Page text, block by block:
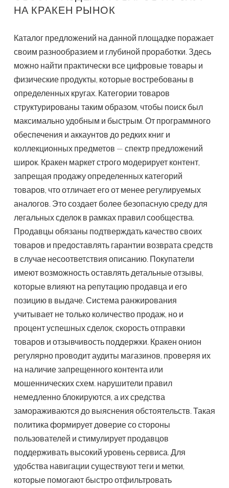
НА КРАКЕН РЫНОК
Каталог предложений на данной площадке поражает
своим разнообразием и глубиной проработки. Здесь
можно найти практически все цифровые товары и
физические продукты, которые востребованы в
определенных кругах. Категории товаров
структурированы таким образом, чтобы поиск был
максимально удобным и быстрым. От программного
обеспечения и аккаунтов до редких книг и
коллекционных предметов — спектр предложений
широк. Кракен маркет строго модерирует контент,
запрещая продажу определенных категорий
товаров, что отличает его от менее регулируемых
аналогов. Это создает более безопасную среду для
легальных сделок в рамках правил сообщества.
Продавцы обязаны подтверждать качество своих
товаров и предоставлять гарантии возврата средств
в случае несоответствия описанию. Покупатели
имеют возможность оставлять детальные отзывы,
которые влияют на репутацию продавца и его
позицию в выдаче. Система ранжирования
учитывает не только количество продаж, но и
процент успешных сделок, скорость отправки
товаров и отзывчивость поддержки. Кракен онион
регулярно проводит аудиты магазинов, проверяя их
на наличие запрещенного контента или
мошеннических схем. нарушители правил
немедленно блокируются, а их средства
замораживаются до выяснения обстоятельств. Такая
политика формирует доверие со стороны
пользователей и стимулирует продавцов
поддерживать высокий уровень сервиса. Для
удобства навигации существуют теги и метки,
которые помогают быстро отфильтровать